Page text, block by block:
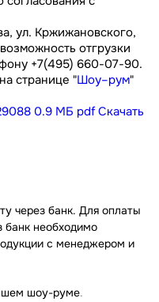
ул. Кржижановского,
отгрузки
+7(495) 660-07-90.
странице "Шоу–рум"
0.9 МБ pdf Скачать
через банк. Для оплаты
банк необходимо
с менеджером и
шоу-руме.